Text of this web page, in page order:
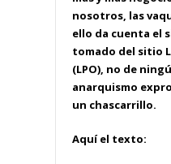
nosotros, las
ello da cuenta el
tomado del sitio
(LPO), no de
anarquismo
un chascarrillo.
Aquí el texto: